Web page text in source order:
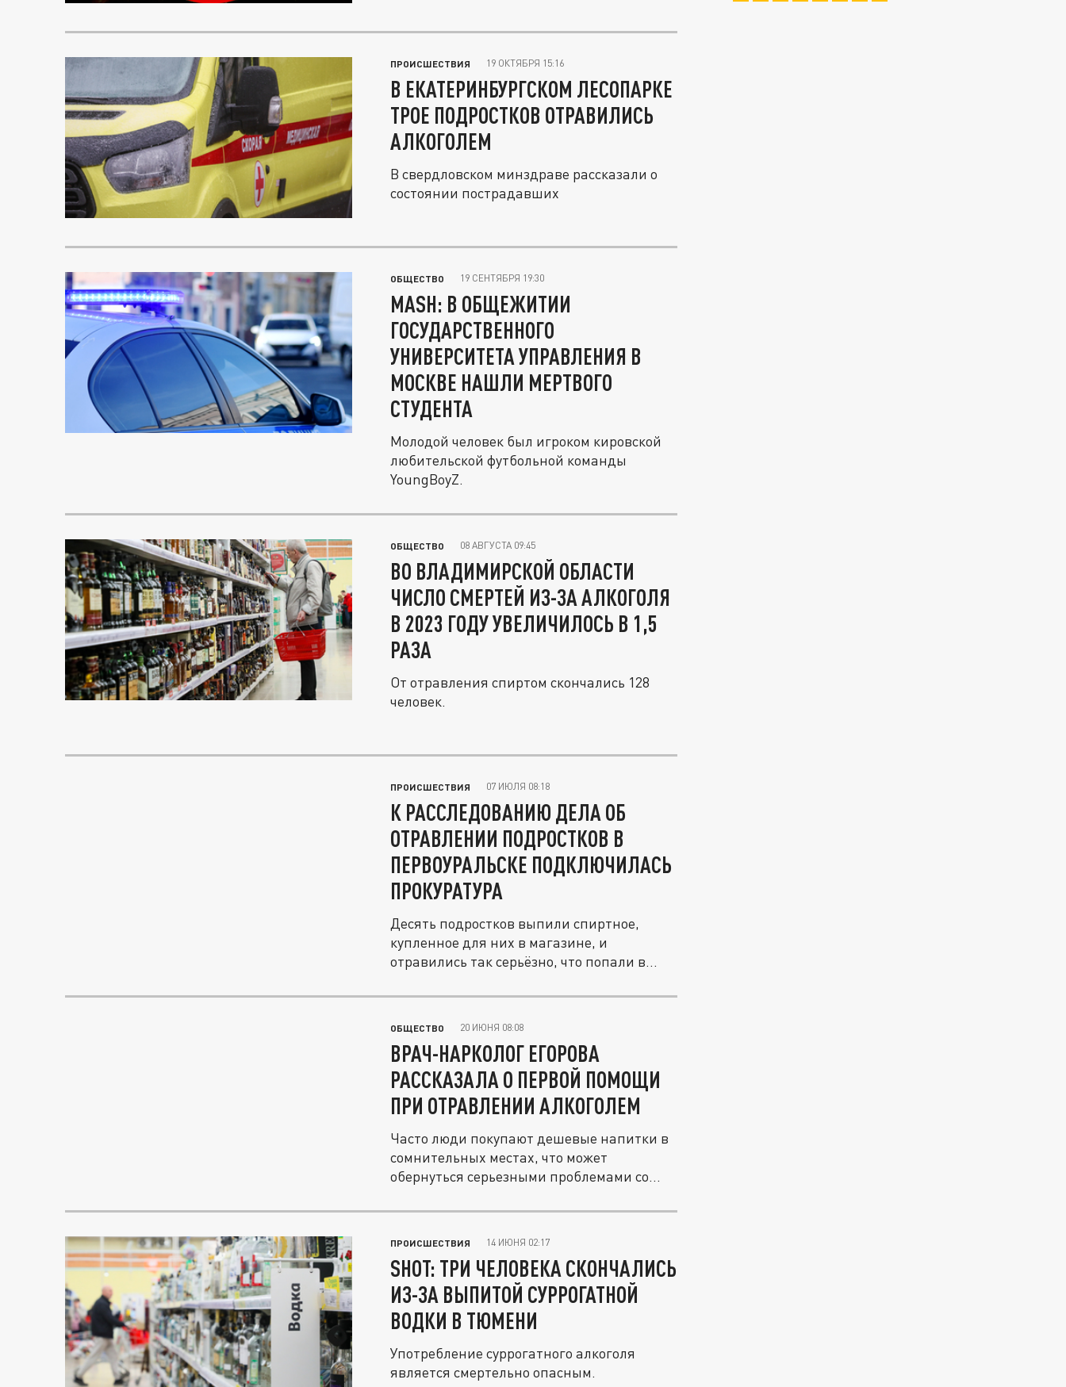
ПРОИСШЕСТВИЯ 19 ОКТЯБРЯ 15:16
В ЕКАТЕРИНБУРГСКОМ ЛЕСОПАРКЕ
ТРОЕ ПОДРОСТКОВ ОТРАВИЛИСЬ
АЛКОГОЛЕМ
В свердловском минздраве рассказали о
состоянии пострадавших
ОБЩЕСТВО 19 СЕНТЯБРЯ 19:30
MASH: В ОБЩЕЖИТИИ
ГОСУДАРСТВЕННОГО
УНИВЕРСИТЕТА УПРАВЛЕНИЯ В
МОСКВЕ НАШЛИ МЕРТВОГО
СТУДЕНТА
Молодой человек был игроком кировской
любительской футбольной команды
YoungBoyZ.
ОБЩЕСТВО 08 АВГУСТА 09:45
ВО ВЛАДИМИРСКОЙ ОБЛАСТИ
ЧИСЛО СМЕРТЕЙ ИЗ-ЗА АЛКОГОЛЯ
В 2023 ГОДУ УВЕЛИЧИЛОСЬ В 1,5
РАЗА
От отравления спиртом скончались 128
человек.
ПРОИСШЕСТВИЯ 07 ИЮЛЯ 08:18
К РАССЛЕДОВАНИЮ ДЕЛА ОБ
ОТРАВЛЕНИИ ПОДРОСТКОВ В
ПЕРВОУРАЛЬСКЕ ПОДКЛЮЧИЛАСЬ
ПРОКУРАТУРА
Десять подростков выпили спиртное,
купленное для них в магазине, и
отравились так серьёзно, что попали в...
ОБЩЕСТВО 20 ИЮНЯ 08:08
ВРАЧ-НАРКОЛОГ ЕГОРОВА
РАССКАЗАЛА О ПЕРВОЙ ПОМОЩИ
ПРИ ОТРАВЛЕНИИ АЛКОГОЛЕМ
Часто люди покупают дешевые напитки в
сомнительных местах, что может
обернуться серьезными проблемами со...
ПРОИСШЕСТВИЯ 14 ИЮНЯ 02:17
SHOT: ТРИ ЧЕЛОВЕКА СКОНЧАЛИСЬ
ИЗ-ЗА ВЫПИТОЙ СУРРОГАТНОЙ
ВОДКИ В ТЮМЕНИ
Употребление суррогатного алкоголя
является смертельно опасным.